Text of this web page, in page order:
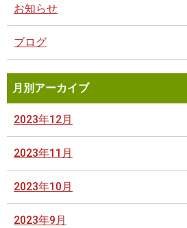
お知らせ
ブログ
月別アーカイブ
2023年12月
2023年11月
2023年10月
2023年9月